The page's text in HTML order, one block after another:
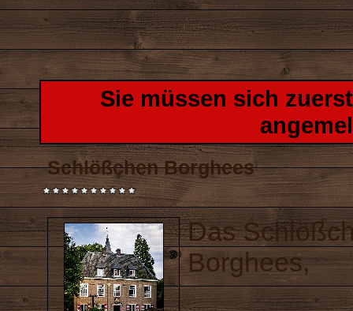
Sie müssen sich
Schlößchen Borghees
Das
Borghees,